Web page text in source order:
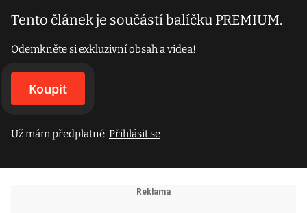
Tento článek je součástí balíčku PREMIUM.
Odemkněte si exkluzivní obsah a videa!
Koupit
Už mám předplatné.Přihlásit se